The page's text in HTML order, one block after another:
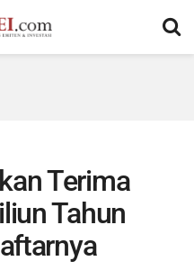
Terima
Tahun